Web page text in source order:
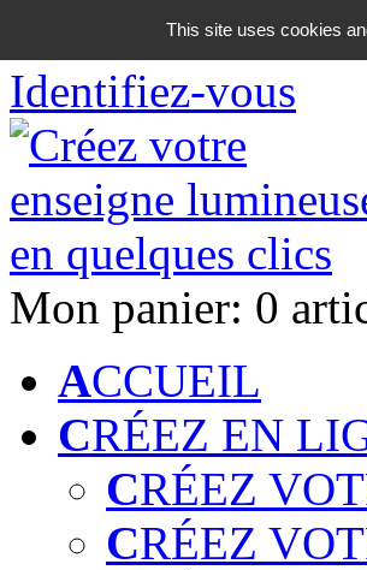
06 18 42 08 59
Identifiez-vous
Mon panier: 0
ACCUEIL
CRÉEZ EN
CRÉEZ
CRÉEZ
This site uses cookies